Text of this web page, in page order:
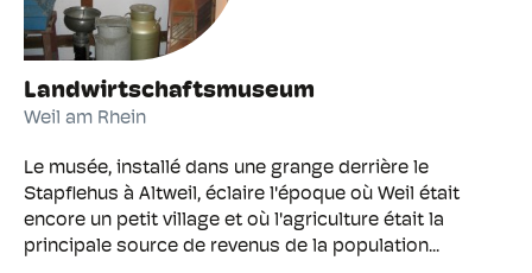
Landwirtschaftsmuseum
Weil am Rhein
Le musée, installé dans une grange derrière le
Stapflehus à Altweil, éclaire l'époque où Weil était
encore un petit village et où l'agriculture était la
principale source de revenus de la population...